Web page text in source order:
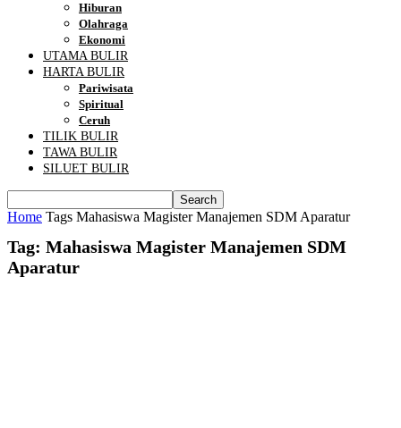
Hiburan
Olahraga
Ekonomi
UTAMA BULIR
HARTA BULIR
Pariwisata
Spiritual
Ceruh
TILIK BULIR
TAWA BULIR
SILUET BULIR
Home Tags Mahasiswa Magister Manajemen SDM Aparatur
Tag: Mahasiswa Magister Manajemen SDM
Aparatur